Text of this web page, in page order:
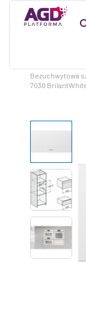
Przejdź
Bezuchwytowa
7030